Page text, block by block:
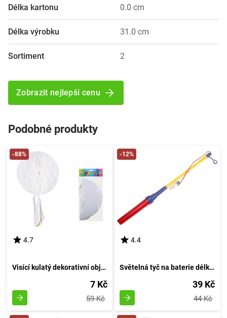
Délka kartonu 0.0 cm
Délka výrobku 31.0 cm
Sortiment 2
Zobrazit nejlepší cenu
Podobné produkty
-88%
4.7
Visící kulatý dekorativní objem 30 cm s provázkem
7 Kč
59 Kč
-12%
4.4
Světelná tyč na baterie délky 40 cm
39 Kč
44 Kč